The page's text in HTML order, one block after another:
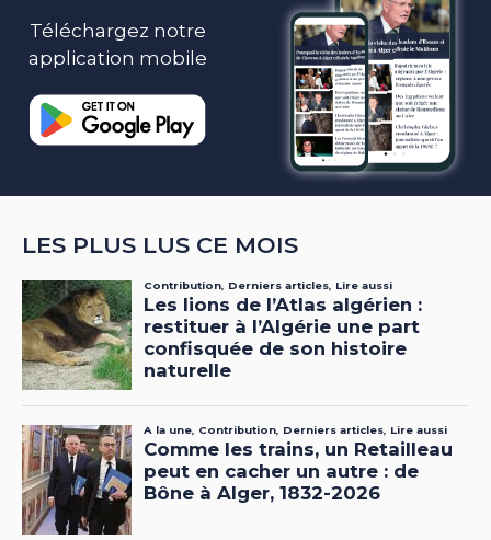
Téléchargez notre
application mobile
LES PLUS LUS CE MOIS